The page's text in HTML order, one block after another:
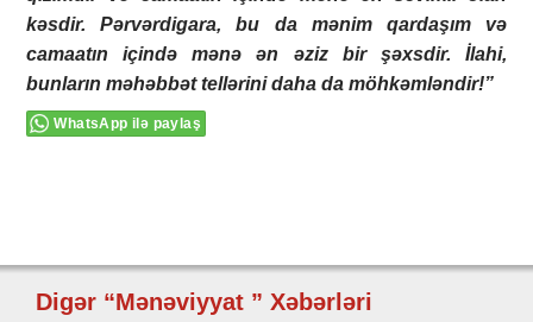
kəsdir. Pərvərdigara, bu da mənim qardaşım və
camaatın içində mənə ən əziz bir şəxsdir. İlahi,
bunların məhəbbət tellərini daha da möhkəmləndir!”
WhatsApp ilə paylaş
Digər “Mənəviyyat ” Xəbərləri